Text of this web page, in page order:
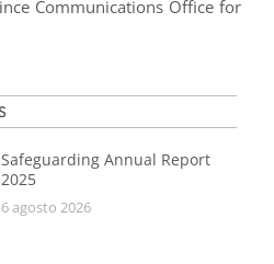
Communications Office for
Safeguarding Annual Report
2025
6 agosto 2026